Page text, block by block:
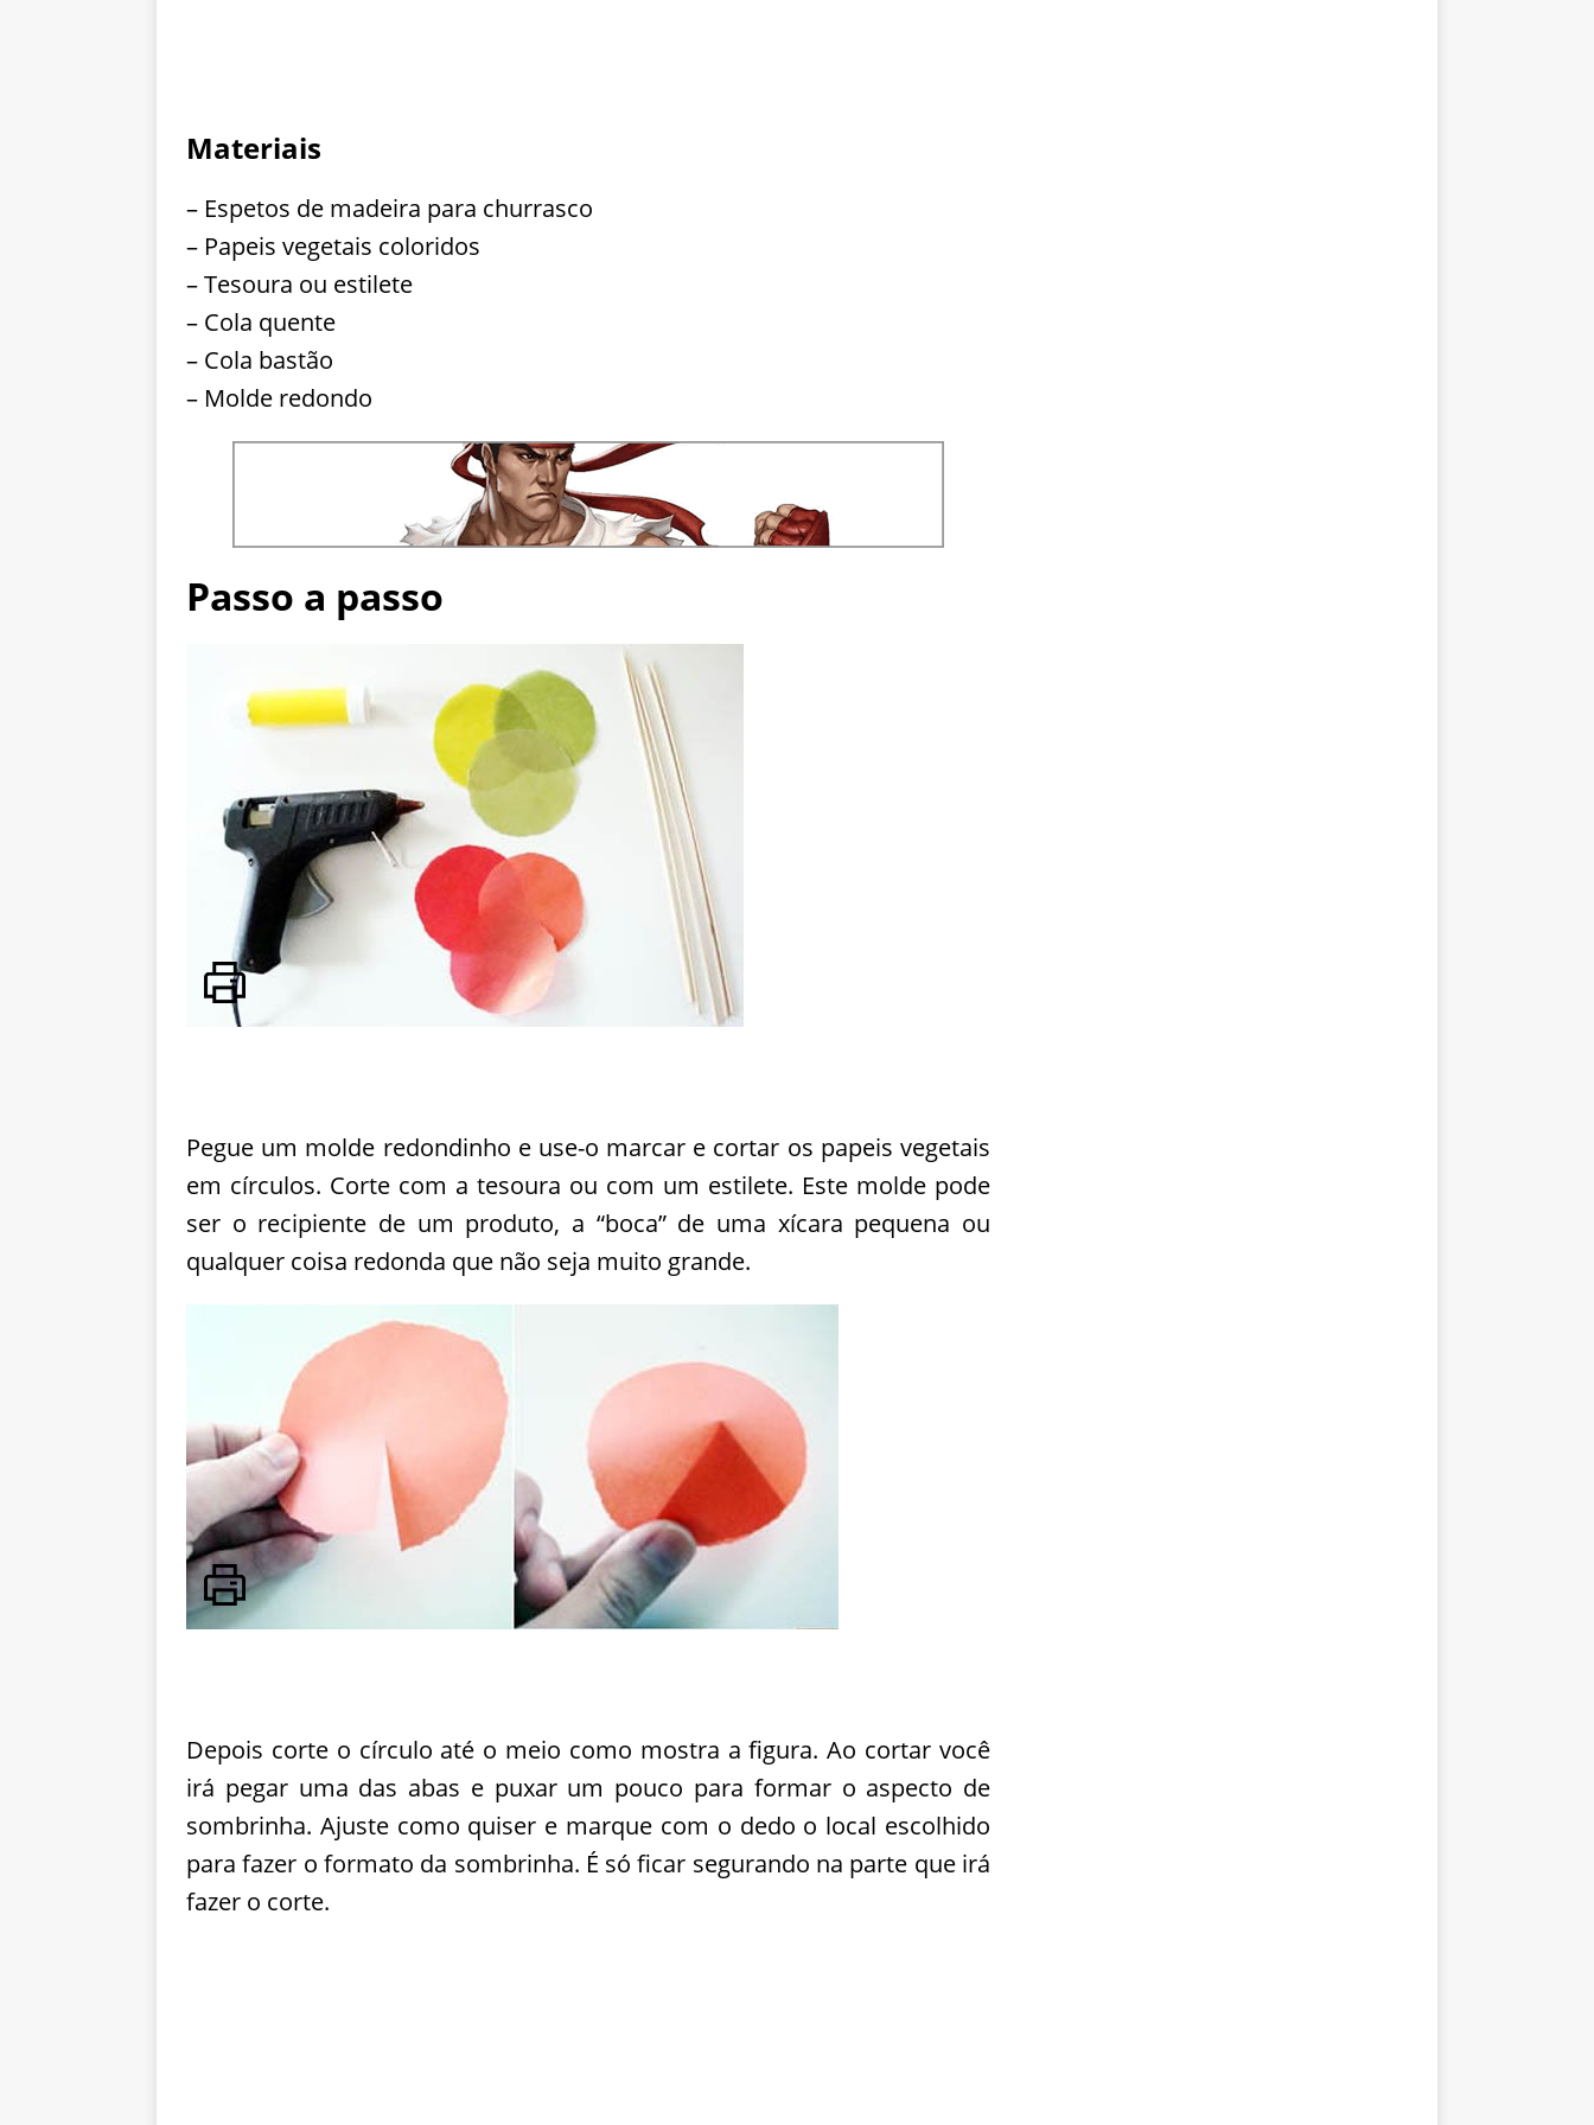
Materiais
– Espetos de madeira para churrasco
– Papeis vegetais coloridos
– Tesoura ou estilete
– Cola quente
– Cola bastão
– Molde redondo
Passo a passo
Pegue um molde redondinho e use-o marcar e cortar os papeis vegetais
em círculos. Corte com a tesoura ou com um estilete. Este molde pode
ser o recipiente de um produto, a “boca” de uma xícara pequena ou
qualquer coisa redonda que não seja muito grande.
Depois corte o círculo até o meio como mostra a figura. Ao cortar você
irá pegar uma das abas e puxar um pouco para formar o aspecto de
sombrinha. Ajuste como quiser e marque com o dedo o local escolhido
para fazer o formato da sombrinha. É só ficar segurando na parte que irá
fazer o corte.